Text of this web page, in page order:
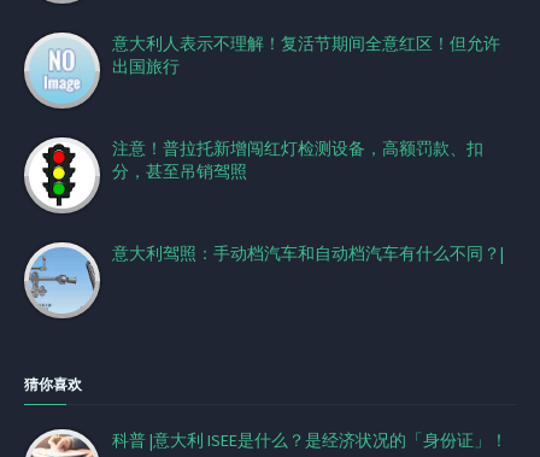
意大利人表示不理解！复活节期间全意红区！但允许
出国旅行
注意！普拉托新增闯红灯检测设备，高额罚款、扣
分，甚至吊销驾照
意大利驾照：手动档汽车和自动档汽车有什么不同？|
猜你喜欢
科普 |意大利 ISEE是什么？是经济状况的「身份证」！